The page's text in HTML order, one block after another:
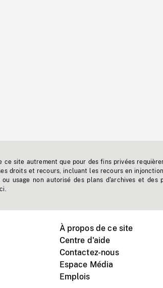
ce site autrement que pour des fins privées
droits et recours, incluant les recours en
usage non autorisé des plans d'archives et des
À propos de ce site
Centre d'aide
Contactez-nous
Espace Média
Emplois